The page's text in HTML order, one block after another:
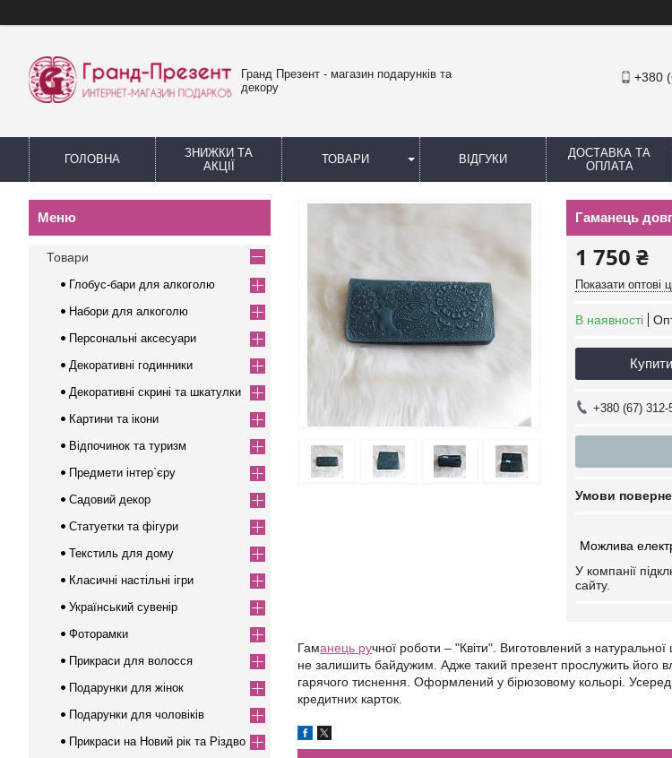
Гранд Презент - магазин подарунків та
декору
+380
ГОЛОВНА
ЗНИЖКИ ТА
АКЦІЇ
ТОВАРИ ВІДГУКИ
ДОСТАВКА ТА
ОПЛАТА
Гаманець
1 750 ₴
Показати оптові
В наявності
Купити
+380 (67) 312-
У компанії
сайту.
Гаманець ручної роботи – "Квіти". Виготовлений з
не залишить байдужим. Адже такий презент прослужить його
гарячого тиснення. Оформлений у бірюзовому кольорі.
кредитних карток.
Товари
Глобус-бари для алкоголю
Набори для алкоголю
Персональні аксесуари
Декоративні годинники
Декоративні скрині та шкатулки
Картини та ікони
Відпочинок та туризм
Предмети інтер`єру
Садовий декор
Статуетки та фігури
Текстиль для дому
Класичні настільні ігри
Український сувенір
Фоторамки
Прикраси для волосся
Подарунки для жінок
Подарунки для чоловіків
Прикраси на Новий рік та Різдво